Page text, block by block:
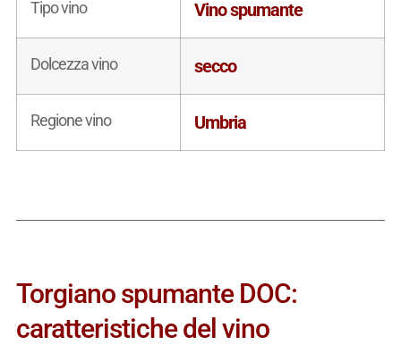
Tipo vino Vino spumante
Dolcezza vino secco
Regione vino Umbria
Torgiano spumante DOC:
caratteristiche del vino